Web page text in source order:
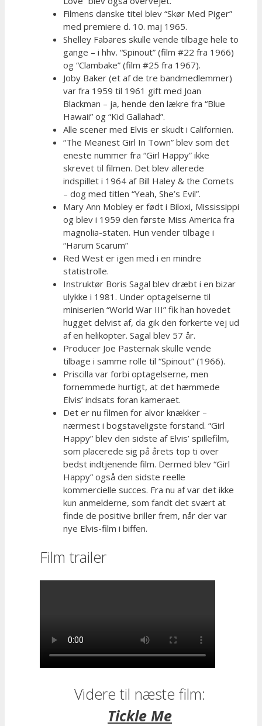
Filmens danske titel blev “Skør Med Piger”
med premiere d. 10. maj 1965.
Shelley Fabares skulle vende tilbage hele to
gange – i hhv. “Spinout” (film #22 fra 1966)
og “Clambake” (film #25 fra 1967).
Joby Baker (et af de tre bandmedlemmer)
var fra 1959 til 1961 gift med Joan
Blackman – ja, hende den lækre fra “Blue
Hawaii” og “Kid Gallahad”.
Alle scener med Elvis er skudt i Californien.
“The Meanest Girl In Town” blev som det
eneste nummer fra “Girl Happy” ikke
skrevet til filmen. Det blev allerede
indspillet i 1964 af Bill Haley & the Comets
– dog med titlen “Yeah, She’s Evil”.
Mary Ann Mobley er født i Biloxi, Mississippi
og blev i 1959 den første Miss America fra
magnolia-staten. Hun vender tilbage i
“Harum Scarum”
Red West er igen med i en mindre
statistrolle.
Instruktør Boris Sagal blev dræbt i en bizar
ulykke i 1981. Under optagelserne til
miniserien “World War III” fik han hovedet
hugget delvist af, da gik den forkerte vej ud
af en helikopter. Sagal blev 57 år.
Producer Joe Pasternak skulle vende
tilbage i samme rolle til “Spinout” (1966).
Priscilla var forbi optagelserne, men
fornemmede hurtigt, at det hæmmede
Elvis’ indsats foran kameraet.
Det er nu filmen for alvor knækker –
nærmest i bogstaveligste forstand. “Girl
Happy” blev den sidste af Elvis’ spillefilm,
som placerede sig på årets top ti over
bedst indtjenende film. Dermed blev “Girl
Happy” også den sidste reelle
kommercielle succes. Fra nu af var det ikke
kun anmelderne, som fandt det svært at
finde de positive briller frem, når der var
nye Elvis-film i biffen.
Film trailer
Videre til næste film:
Tickle Me